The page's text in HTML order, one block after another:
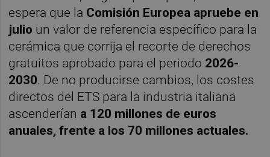
espera que la Comisión Europea apruebe en
julio un valor de referencia específico para la
cerámica que corrija el recorte de derechos
gratuitos aprobado para el periodo 2026-
2030. De no producirse cambios, los costes
directos del ETS para la industria italiana
ascenderían a 120 millones de euros
anuales, frente a los 70 millones actuales.